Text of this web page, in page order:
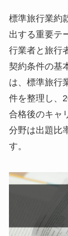
標準旅行業約
出する重要テ
行業者と旅行
契約条件の基
は、標準旅行
件を整理し、
合格後のキャ
分野は出題比
す。